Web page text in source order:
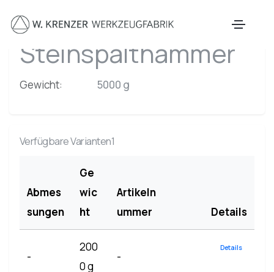
Steinspalthammer
Gewicht: 5000 g
Verfügbare Varianten1
Abmes
sungen
Ge
wic
ht
Artikeln
ummer
Details
-
200
0 g
-
Details